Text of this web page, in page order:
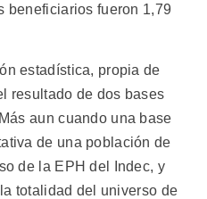
beneficiarios fueron 1,79
estadística, propia de
resultado de dos bases
aun cuando una base
de una población de
de la EPH del Indec, y
totalidad del universo de